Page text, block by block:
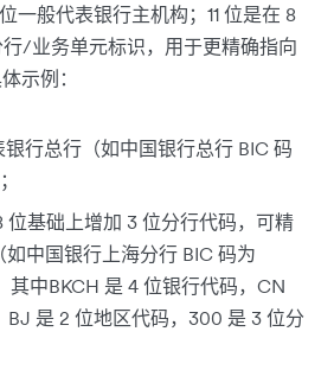
一般代表银行主机构；11 位是在 8
/业务单元标识，用于更精确指向
示例：
行总行（如中国银行总行 BIC 码
位基础上增加 3 位分行代码，可精
中国银行上海分行 BIC 码为
其中BKCH 是 4 位银行代码，CN
BJ 是 2 位地区代码，300 是 3 位分